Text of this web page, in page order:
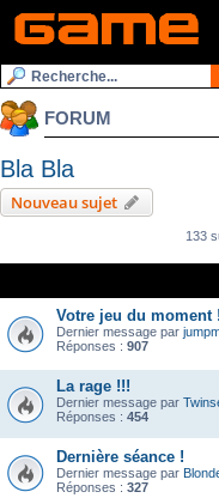
FORUM
Bla Bla
Nouveau sujet
133
Votre jeu du moment !
Dernier message par
Réponses : 907
La rage !!!
Dernier message par
Réponses : 454
Dernière séance !
Dernier message par
Réponses : 327